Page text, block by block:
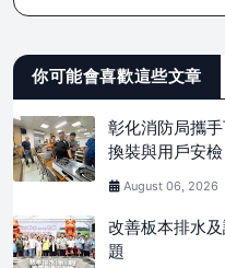
你可能會喜歡這些文章
彰化消防局攜
換裝與用戶安檢
August 06, 2026
改善板本排水
題